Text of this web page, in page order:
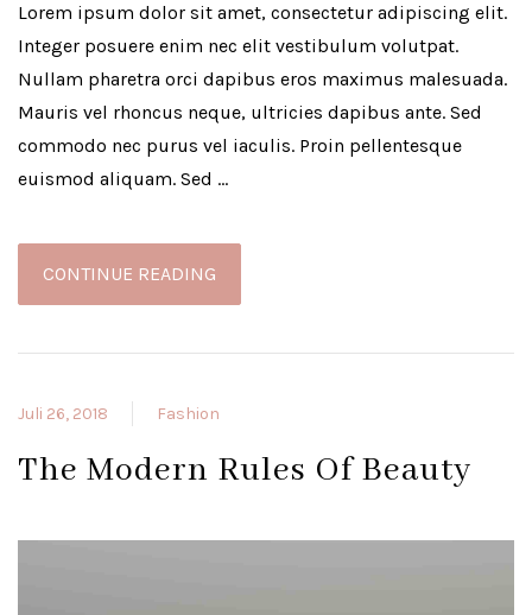
Lorem ipsum dolor sit amet, consectetur adipiscing elit.
Integer posuere enim nec elit vestibulum volutpat.
Nullam pharetra orci dapibus eros maximus malesuada.
Mauris vel rhoncus neque, ultricies dapibus ante. Sed
commodo nec purus vel iaculis. Proin pellentesque
euismod aliquam. Sed …
CONTINUE READING
Juli 26, 2018 Fashion
The Modern Rules Of Beauty